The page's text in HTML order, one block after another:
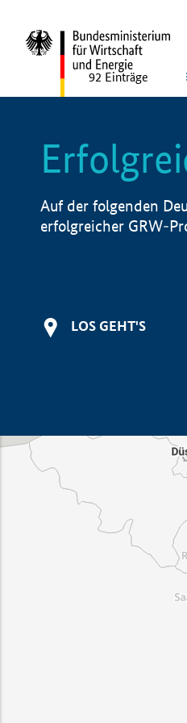
92 Einträge
Auf der folgenden
erfolgreicher GRW-
LOS GEHT'S